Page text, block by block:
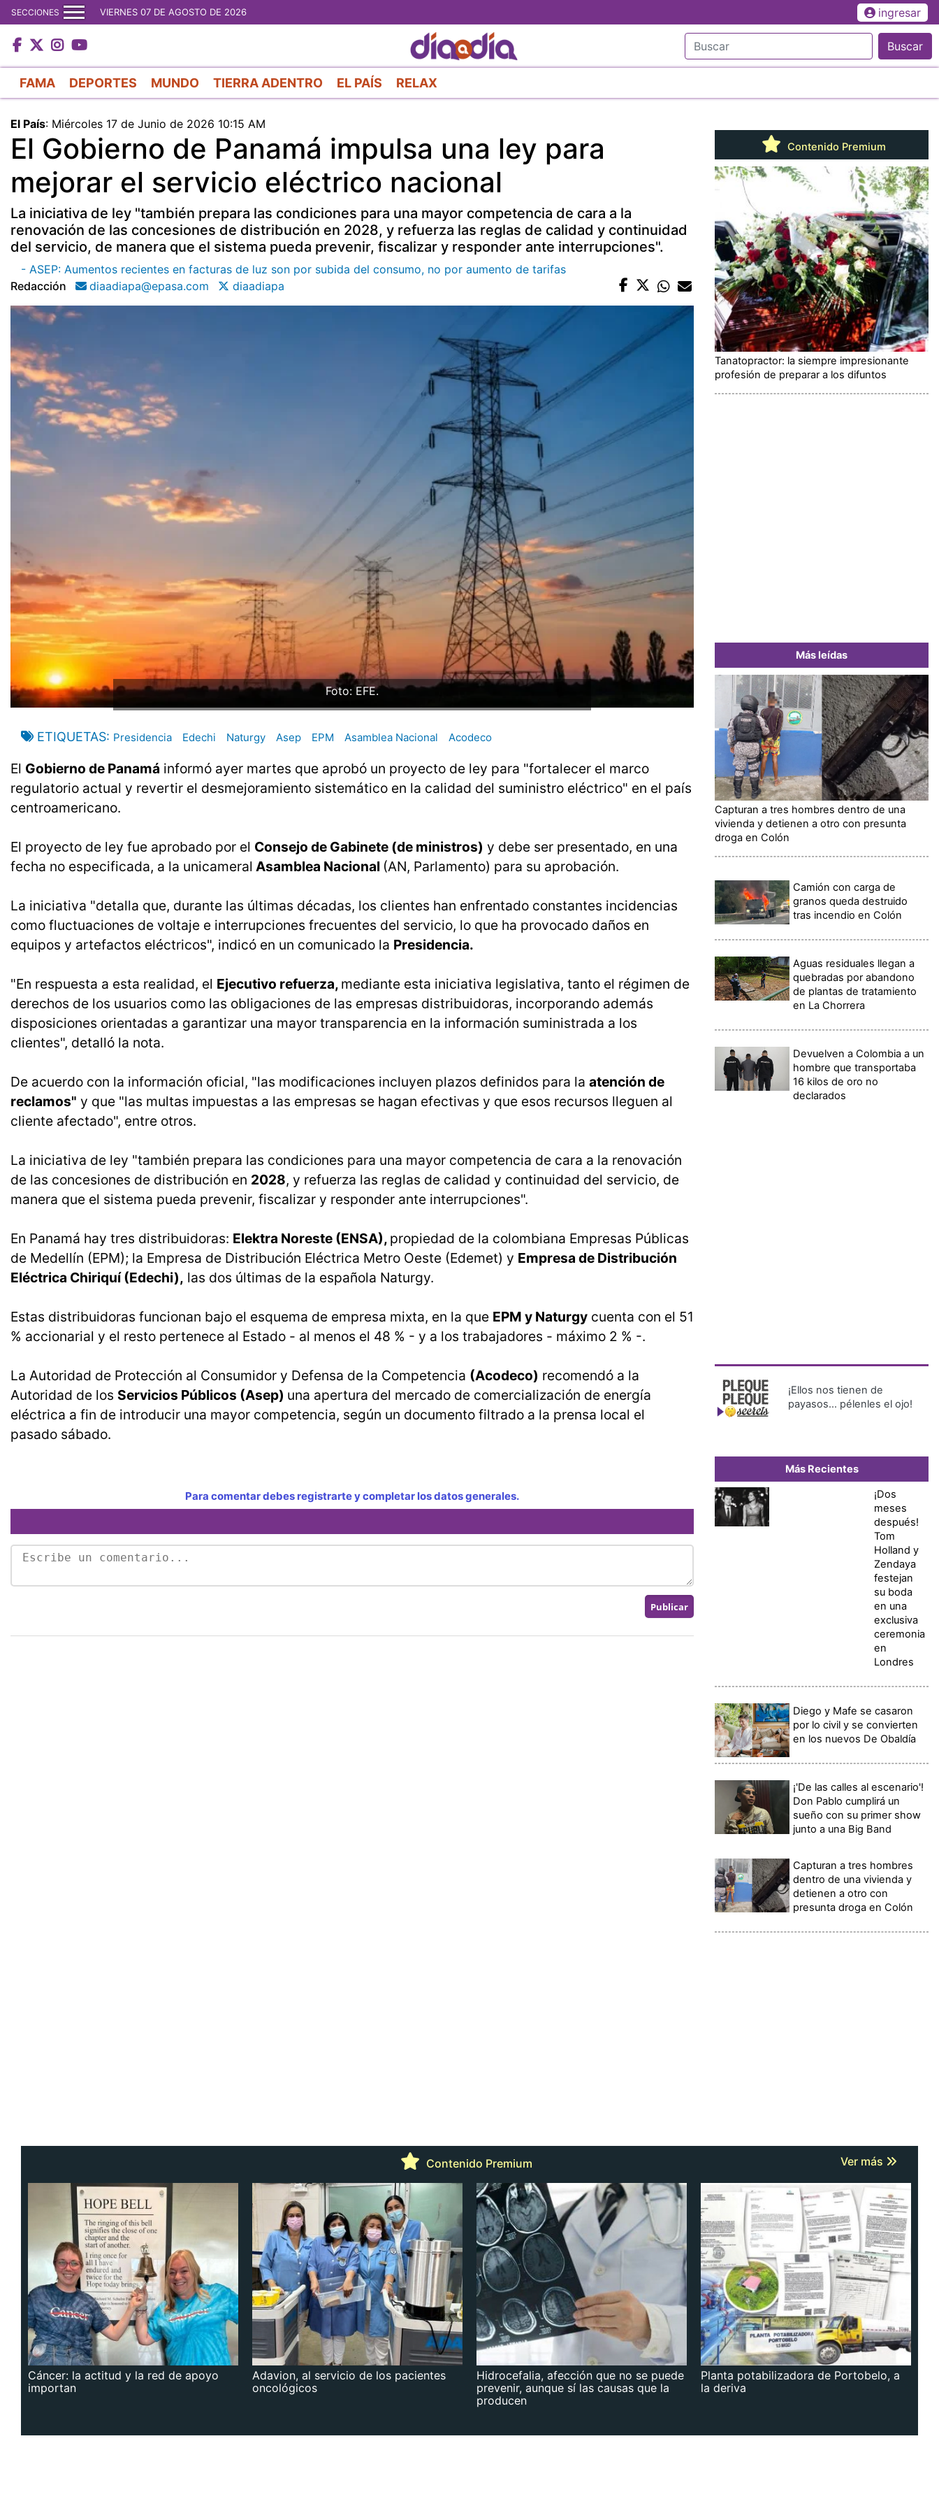
al
contenido
principal
SECCIONES VIERNES 07 DE AGOSTO DE 2026 ingresar
Buscar
FAMA DEPORTES MUNDO TIERRA ADENTRO EL PAÍS RELAX
El País: Miércoles 17 de Junio de 2026 10:15 AM
El Gobierno de Panamá impulsa una ley para
mejorar el servicio eléctrico nacional
La iniciativa de ley "también prepara las condiciones para una mayor competencia de cara a la
renovación de las concesiones de distribución en 2028, y refuerza las reglas de calidad y continuidad
del servicio, de manera que el sistema pueda prevenir, fiscalizar y responder ante interrupciones".
- ASEP: Aumentos recientes en facturas de luz son por subida del consumo, no por aumento de tarifas
Redacción
diaadiapa@epasa.com diaadiapa
Foto: EFE.
ETIQUETAS Presidencia Edechi Naturgy Asep EPM Asamblea Nacional Acodeco
El Gobierno de Panamá informó ayer martes que aprobó un proyecto de ley para "fortalecer el marco
regulatorio actual y revertir el desmejoramiento sistemático en la calidad del suministro eléctrico" en el país
centroamericano.
El proyecto de ley fue aprobado por el Consejo de Gabinete (de ministros) y debe ser presentado, en una
fecha no especificada, a la unicameral Asamblea Nacional (AN, Parlamento) para su aprobación.
La iniciativa "detalla que, durante las últimas décadas, los clientes han enfrentado constantes incidencias
como fluctuaciones de voltaje e interrupciones frecuentes del servicio, lo que ha provocado daños en
equipos y artefactos eléctricos", indicó en un comunicado la Presidencia.
"En respuesta a esta realidad, el Ejecutivo refuerza, mediante esta iniciativa legislativa, tanto el régimen de
derechos de los usuarios como las obligaciones de las empresas distribuidoras, incorporando además
disposiciones orientadas a garantizar una mayor transparencia en la información suministrada a los
clientes", detalló la nota.
De acuerdo con la información oficial, "las modificaciones incluyen plazos definidos para la atención de
reclamos" y que "las multas impuestas a las empresas se hagan efectivas y que esos recursos lleguen al
cliente afectado", entre otros.
La iniciativa de ley "también prepara las condiciones para una mayor competencia de cara a la renovación
de las concesiones de distribución en 2028, y refuerza las reglas de calidad y continuidad del servicio, de
manera que el sistema pueda prevenir, fiscalizar y responder ante interrupciones".
En Panamá hay tres distribuidoras: Elektra Noreste (ENSA), propiedad de la colombiana Empresas Públicas
de Medellín (EPM); la Empresa de Distribución Eléctrica Metro Oeste (Edemet) y Empresa de Distribución
Eléctrica Chiriquí (Edechi), las dos últimas de la española Naturgy.
Estas distribuidoras funcionan bajo el esquema de empresa mixta, en la que EPM y Naturgy cuenta con el 51
% accionarial y el resto pertenece al Estado - al menos el 48 % - y a los trabajadores - máximo 2 % -.
La Autoridad de Protección al Consumidor y Defensa de la Competencia (Acodeco) recomendó a la
Autoridad de los Servicios Públicos (Asep) una apertura del mercado de comercialización de energía
eléctrica a fin de introducir una mayor competencia, según un documento filtrado a la prensa local el
pasado sábado.
Para comentar debes registrarte y completar los datos generales.
Contenido Premium
Tanatopractor: la siempre impresionante
profesión de preparar a los difuntos
Más leídas
Capturan a tres hombres dentro de una
vivienda y detienen a otro con presunta
droga en Colón
Camión con carga de
granos queda destruido
tras incendio en Colón
Aguas residuales llegan a
quebradas por abandono
de plantas de tratamiento
en La Chorrera
Devuelven a Colombia a un
hombre que transportaba
16 kilos de oro no
declarados
¡Ellos nos tienen de
payasos… pélenles el ojo!
Más Recientes
¡Dos
meses
después!
Tom
Holland y
Zendaya
festejan
su boda
en una
exclusiva
ceremonia
en
Londres
Diego y Mafe se casaron
por lo civil y se convierten
en los nuevos De Obaldía
¡'De las calles al escenario'!
Don Pablo cumplirá un
sueño con su primer show
junto a una Big Band
Capturan a tres hombres
dentro de una vivienda y
detienen a otro con
presunta droga en Colón
Contenido Premium Ver más
Cáncer: la actitud y la red de apoyo
importan
Adavion, al servicio de los pacientes
oncológicos
Hidrocefalia, afección que no se puede
prevenir, aunque sí las causas que la
producen
Planta potabilizadora de Portobelo, a
la deriva